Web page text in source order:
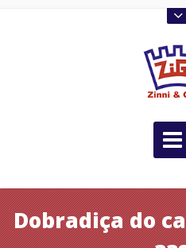
Dobradiça do